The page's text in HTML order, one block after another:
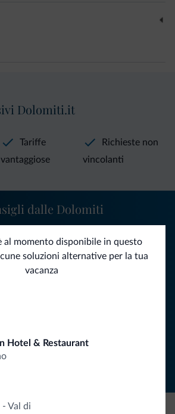
al momento disponibile in questo
soluzioni alternative per la tua
vacanza
Hotel & Restaurant
Val di
Dolomiti.it
Tariffe
vantaggiose
Richieste non
vincolanti
Dolomiti.it
dalle Dolomiti
nelle Dolomiti.
ALLA NEWSLETTER